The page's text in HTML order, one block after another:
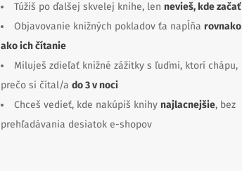
Túžiš po ďalšej skvelej knihe, len nevieš, kde začať
Objavovanie knižných pokladov ťa napĺňa rovnako
ako ich čítanie
Miluješ zdieľať knižné zážitky s ľuďmi, ktorí chápu,
prečo si čítal/a do 3 v noci
Chceš vedieť, kde nakúpiš knihy najlacnejšie, bez
prehľadávania desiatok e-shopov